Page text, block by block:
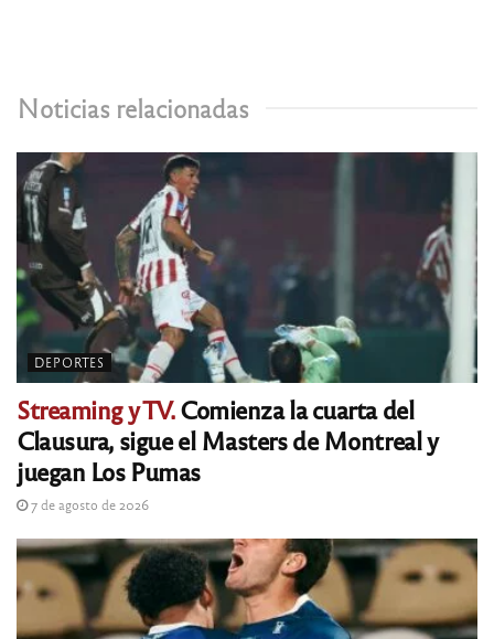
Noticias relacionadas
DEPORTES
Streaming y TV.Comienza la cuarta del
Clausura, sigue el Masters de Montreal y
juegan Los Pumas
7 de agosto de 2026